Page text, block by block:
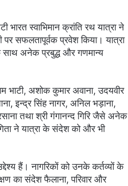
स्वाभिमान क्रांति रथ यात्रा ने
सफलतापूर्वक प्रवेश किया। यात्रा
साथ अनेक प्रबुद्ध और गणमान्य
भाटी, अशोक कुमार अवाना, उदयवीर
इन्द्र सिंह नागर, अनिल भड़ाना,
तथा श्री गंगानन्द गिरि जैसे अनेक
ने यात्रा के संदेश को और भी
हैं। नागरिकों को उनके कर्तव्यों के
का संदेश फैलाना, परिवार और